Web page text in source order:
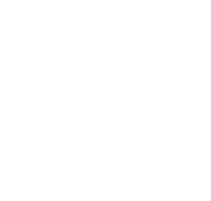
있습니다. 같은 시설은 재입장